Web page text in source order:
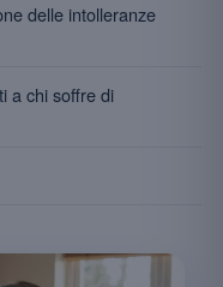
delle intolleranze
a chi soffre di